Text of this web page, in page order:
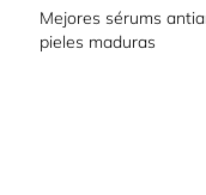
Mejores sérums
pieles maduras